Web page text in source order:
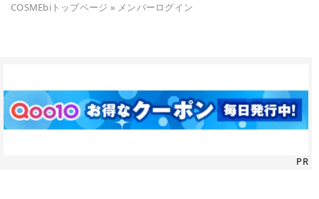
COSMEbiトップページ » メンバーログイン
PR